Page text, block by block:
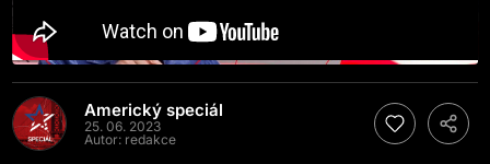
Americký speciál
25. 06. 2023
Autor: redakce